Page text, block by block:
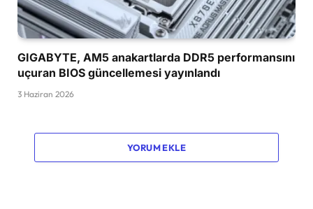
GIGABYTE, AM5 anakartlarda DDR5 performansını
uçuran BIOS güncellemesi yayınlandı
3 Haziran 2026
YORUM EKLE